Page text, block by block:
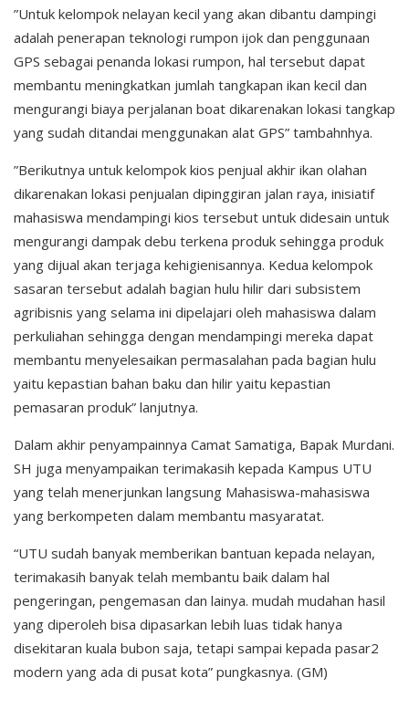
”Untuk kelompok nelayan kecil yang akan dibantu dampingi
adalah penerapan teknologi rumpon ijok dan penggunaan
GPS sebagai penanda lokasi rumpon, hal tersebut dapat
membantu meningkatkan jumlah tangkapan ikan kecil dan
mengurangi biaya perjalanan boat dikarenakan lokasi tangkap
yang sudah ditandai menggunakan alat GPS” tambahnhya.
”Berikutnya untuk kelompok kios penjual akhir ikan olahan
dikarenakan lokasi penjualan dipinggiran jalan raya, inisiatif
mahasiswa mendampingi kios tersebut untuk didesain untuk
mengurangi dampak debu terkena produk sehingga produk
yang dijual akan terjaga kehigienisannya. Kedua kelompok
sasaran tersebut adalah bagian hulu hilir dari subsistem
agribisnis yang selama ini dipelajari oleh mahasiswa dalam
perkuliahan sehingga dengan mendampingi mereka dapat
membantu menyelesaikan permasalahan pada bagian hulu
yaitu kepastian bahan baku dan hilir yaitu kepastian
pemasaran produk” lanjutnya.
Dalam akhir penyampainnya Camat Samatiga, Bapak Murdani.
SH juga menyampaikan terimakasih kepada Kampus UTU
yang telah menerjunkan langsung Mahasiswa-mahasiswa
yang berkompeten dalam membantu masyaratat.
“UTU sudah banyak memberikan bantuan kepada nelayan,
terimakasih banyak telah membantu baik dalam hal
pengeringan, pengemasan dan lainya. mudah mudahan hasil
yang diperoleh bisa dipasarkan lebih luas tidak hanya
disekitaran kuala bubon saja, tetapi sampai kepada pasar2
modern yang ada di pusat kota” pungkasnya. (GM)